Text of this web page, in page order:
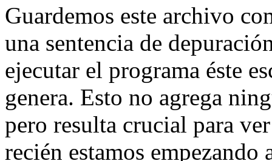
Guardemos este archivo
una sentencia de
ejecutar el programa éste
genera. Esto no agrega
pero resulta crucial para
recién estamos